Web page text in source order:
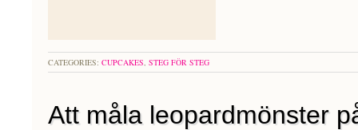
CATEGORIES: CUPCAKES, STEG FÖR STEG
Att måla leopardmönster